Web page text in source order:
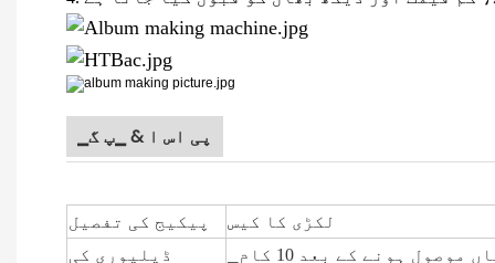
▁پی اس ا & ▁پ گ
پیکیج کی تفصیل
لکڑی کا کیس
ڈیلیوری کی